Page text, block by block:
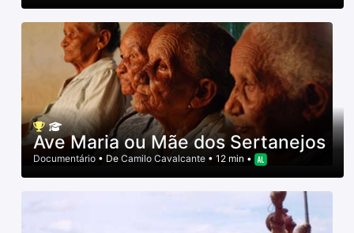
Ave Maria ou Mãe dos Sertanejos
Documentário • De Camilo Cavalcante • 12 min •